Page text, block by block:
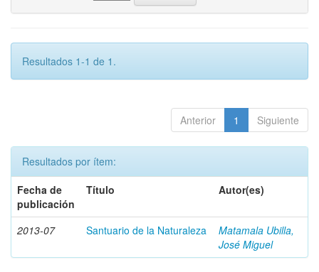
Resultados 1-1 de 1.
Anterior 1 Siguiente
Resultados por ítem:
Fecha de
publicación
Título Autor(es)
2013-07 Santuario de la Naturaleza
Matamala Ubilla,
José Miguel